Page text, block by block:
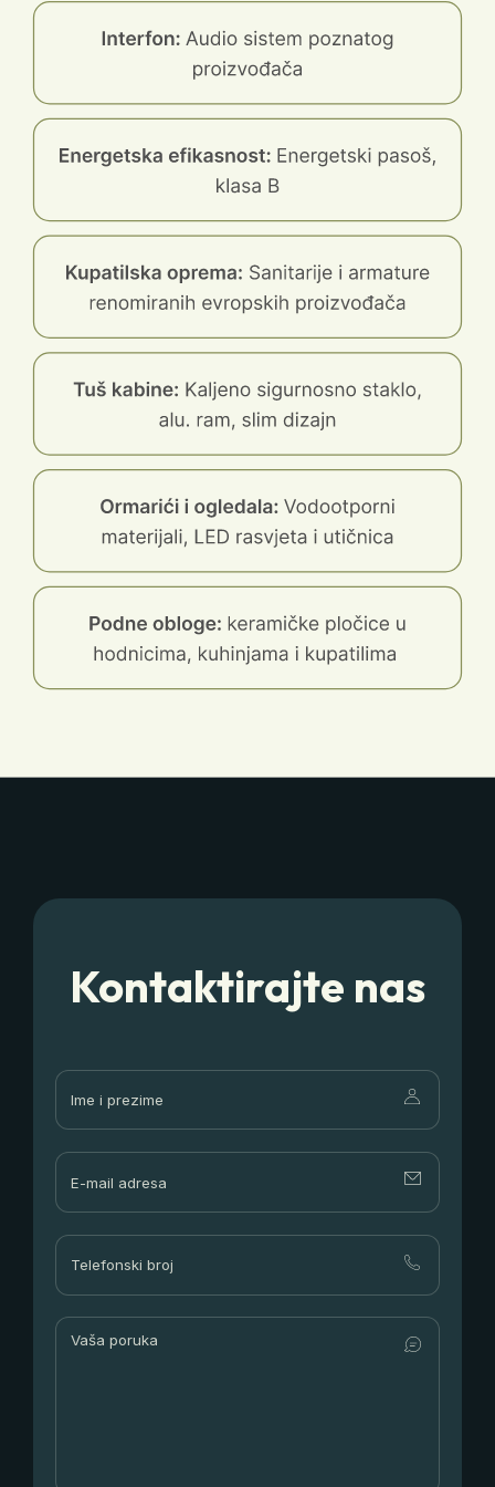
Kontaktirajte nas